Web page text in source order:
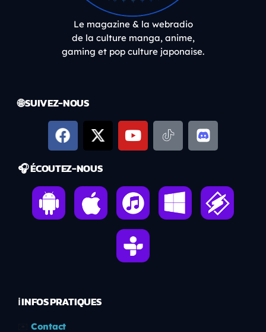
Le magazine & la webradio
de la culture manga, anime,
gaming et pop culture japonaise.
🌐 SUIVEZ-NOUS
🎧 ÉCOUTEZ-NOUS
ℹ️ INFOS PRATIQUES
Contact